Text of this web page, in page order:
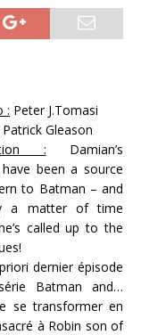
: Peter J.Tomasi
Patrick Gleason
: Damian’s
been a source
to Batman – and
a matter of time
called up to the
dernier épisode
Batman and…
se transformer en
à Robin son of